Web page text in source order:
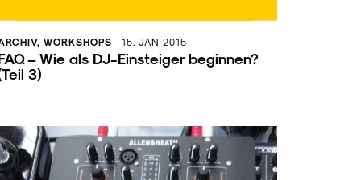
WORKSHOPS 15. JAN 2015
– Wie als DJ-Einsteiger beginnen?
3)